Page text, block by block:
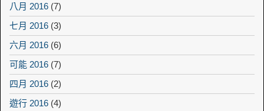
八月 2016 (7)
七月 2016 (3)
六月 2016 (6)
可能 2016 (7)
四月 2016 (2)
遊行 2016 (4)